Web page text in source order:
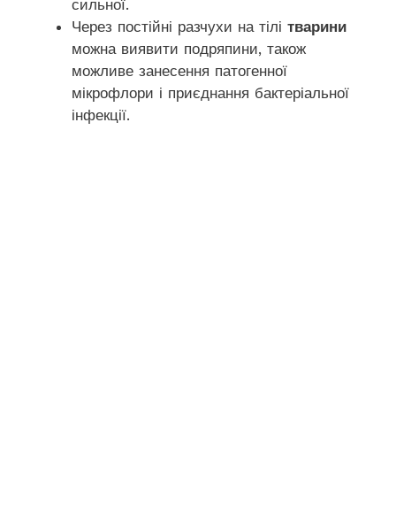
сильної.
Через постійні разчухи на тілі тварини
можна виявити подряпини, також
можливе занесення патогенної
мікрофлори і приєднання бактеріальної
інфекції.